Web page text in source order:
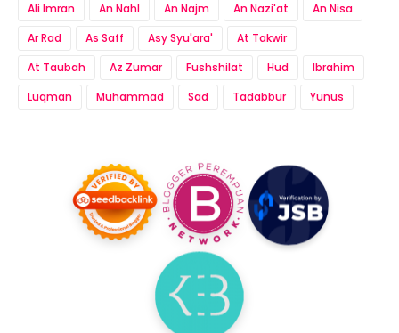
Ali Imran
An Nahl An Najm An Nazi'at
An Nisa
Ar Rad
As Saff Asy Syu'ara'
At Takwir
At Taubah
Az Zumar Fushshilat Hud
Ibrahim
Luqman
Muhammad Sad Tadabbur Yunus